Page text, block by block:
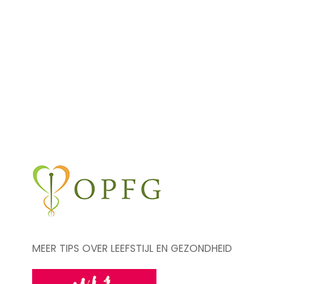
MEER TIPS OVER LEEFSTIJL EN GEZONDHEID